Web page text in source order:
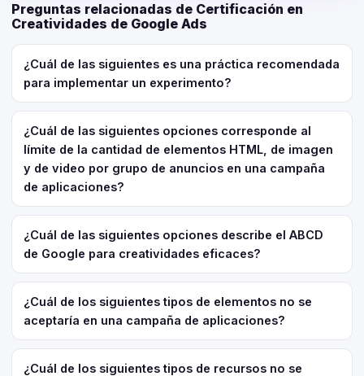
Preguntas relacionadas de Certificación en
Creatividades de Google Ads
¿Cuál de las siguientes es una práctica recomendada
para implementar un experimento?
¿Cuál de las siguientes opciones corresponde al
límite de la cantidad de elementos HTML, de imagen
y de video por grupo de anuncios en una campaña
de aplicaciones?
¿Cuál de las siguientes opciones describe el ABCD
de Google para creatividades eficaces?
¿Cuál de los siguientes tipos de elementos no se
aceptaría en una campaña de aplicaciones?
¿Cuál de los siguientes tipos de recursos no se